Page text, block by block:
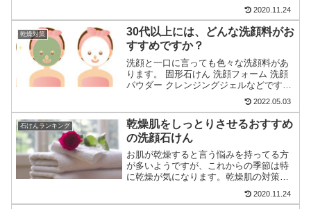
間違った洗顔料を選んでいたのなら、も
しあなたの洗顔の方法が間違っていたな
ら肌トラブルの原因となり...
2020.11.24
乾燥対策
30代以上には、どんな洗顔料がお
すすめですか？
洗顔と一口に言っても色々な洗顔料があ
ります。 固形石けん 洗顔フォーム 洗顔
パウダー クレンジングジェルなどです。
種類だけでも4種類ありますが、いろんな
メーカーから出ている数限りない中で自
分にピッタリの洗顔を見つけるのは大変
です。口コミの中...
2022.05.03
石けんランキング
乾燥肌をしっとりさせるおすすめ
の洗顔石けん
お肌が乾燥すると言う悩みを持ってる方
が多いようですが、これからの季節は特
に乾燥が気になります。乾燥肌の対策と
しては、保湿成分であるセラミドなどが
配合されている化粧水を使うと改善でき
2020.11.24